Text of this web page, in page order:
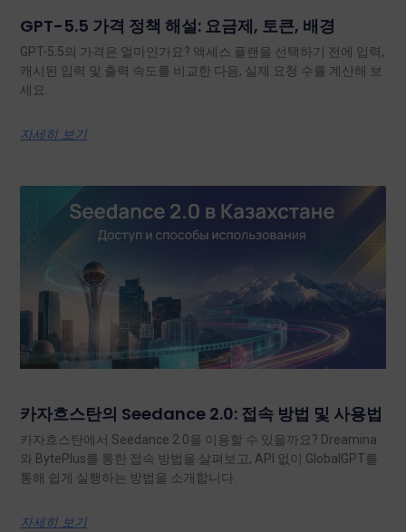
GPT-5.5 가격 정책 해설: 요금제, 토큰, 배경
GPT-5.5의 가격은 얼마인가요? 액세스 플랜을 선택하기 전에 입력,
캐시된 입력 및 출력 속도를 비교한 다음, 실제 요청 수를 계산해 보
세요.
자세히 보기
카자흐스탄의 Seedance 2.0: 접속 방법 및 사용법
카자흐스탄에서 Seedance 2.0을 이용할 수 있을까요? Dreamina
와 BytePlus를 통한 접속 방법을 살펴보고, API 없이 GlobalGPT를
통해 쉽게 실행하는 방법을 소개합니다.
자세히 보기